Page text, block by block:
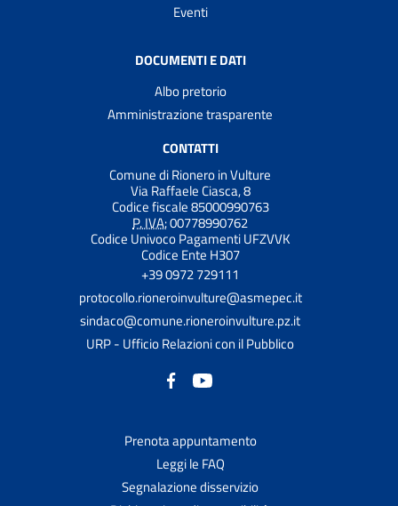
Eventi
DOCUMENTI E DATI
Albo pretorio
Amministrazione trasparente
CONTATTI
Comune di Rionero in Vulture
Via Raffaele Ciasca, 8
Codice fiscale 85000990763
P. IVA:00778990762
Codice Univoco Pagamenti UFZVVK
Codice Ente H307
+39 0972 729111
protocollo.rioneroinvulture@asmepec.it
sindaco@comune.rioneroinvulture.pz.it
URP - Ufficio Relazioni con il Pubblico
Prenota appuntamento
Leggi le FAQ
Segnalazione disservizio